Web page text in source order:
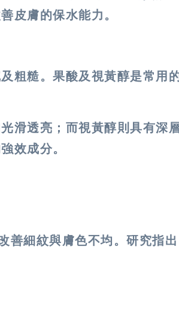
皮膚的保水能力。
粗糙。果酸及視黃醇是常用
滑透亮；而視黃醇則具有深
效成分。
善細紋與膚色不均。研究指